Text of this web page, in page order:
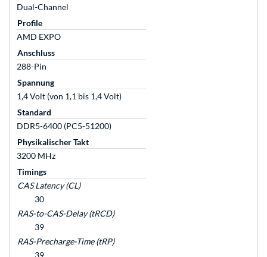
Dual-Channel
Profile
AMD EXPO
Anschluss
288-Pin
Spannung
1,4 Volt (von 1,1 bis 1,4 Volt)
Standard
DDR5-6400 (PC5-51200)
Physikalischer Takt
3200 MHz
Timings
CAS Latency (CL)
30
RAS-to-CAS-Delay (tRCD)
39
RAS-Precharge-Time (tRP)
39